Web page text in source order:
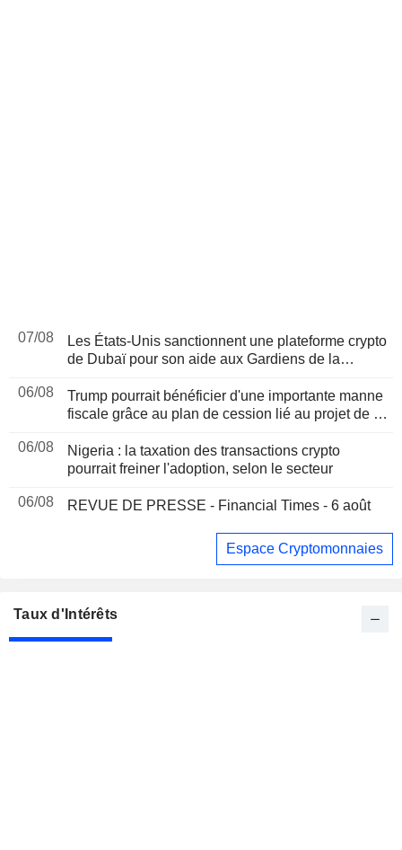
07/08
Les États-Unis sanctionnent une plateforme crypto
de Dubaï pour son aide aux Gardiens de la
06/08
Trump pourrait bénéficier d'une importante manne
fiscale grâce au plan de cession lié au projet de loi
06/08
Nigeria : la taxation des transactions crypto
pourrait freiner l'adoption, selon le secteur
06/08 REVUE DE PRESSE - Financial Times - 6 août
Espace Cryptomonnaies
Taux d'Intérêts